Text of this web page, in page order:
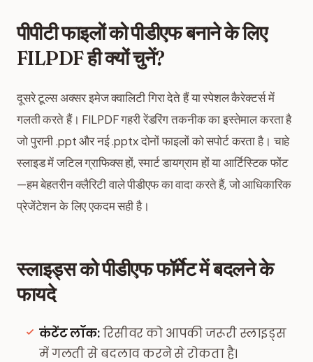
पीपीटी फाइलों को पीडीएफ बनाने के लिए
FILPDF ही क्यों चुनें?
दूसरे टूल्स अक्सर इमेज क्वालिटी गिरा देते हैं या स्पेशल कैरेक्टर्स में
गलती करते हैं। FILPDF गहरी रेंडरिंग तकनीक का इस्तेमाल करता है
जो पुरानी .ppt और नई .pptx दोनों फाइलों को सपोर्ट करता है। चाहे
स्लाइड में जटिल ग्राफिक्स हों, स्मार्ट डायग्राम हों या आर्टिस्टिक फोंट
—हम बेहतरीन क्लैरिटी वाले पीडीएफ का वादा करते हैं, जो आधिकारिक
प्रेजेंटेशन के लिए एकदम सही है।
स्लाइड्स को पीडीएफ फॉर्मेट में बदलने के
फायदे
कंटेंट लॉक:रिसीवर को आपकी जरूरी स्लाइड्स
में गलती से बदलाव करने से रोकता है।